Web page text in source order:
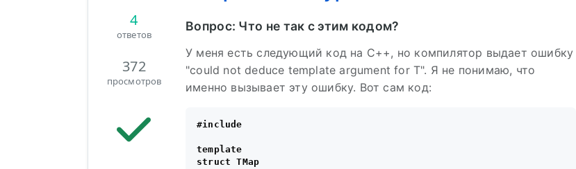
4
ответов
372
просмотров
Вопрос: Что не так с этим кодом?
У меня есть следующий код на C++, но компилятор выдает ошибку
"could not deduce template argument for T". Я не понимаю, что
именно вызывает эту ошибку. Вот сам код:
#include
template
struct TMap